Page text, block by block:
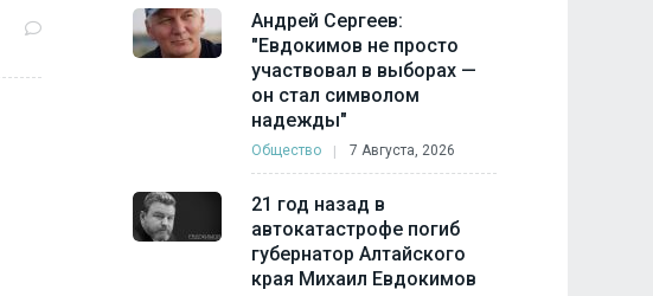
Андрей Сергеев:
"Евдокимов не просто
участвовал в выборах —
он стал символом
надежды"
Общество 7 Августа, 2026
21 год назад в
автокатастрофе погиб
губернатор Алтайского
края Михаил Евдокимов